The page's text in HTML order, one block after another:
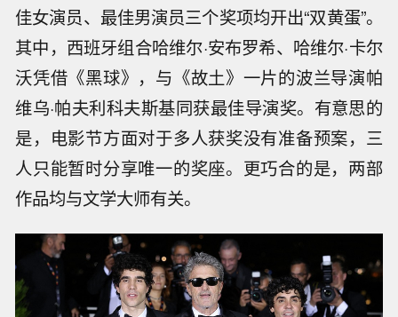
佳女演员、最佳男演员三个奖项均开出“双黄蛋”。
其中，西班牙组合哈维尔·安布罗希、哈维尔·卡尔
沃凭借《黑球》，与《故土》一片的波兰导演帕
维乌·帕夫利科夫斯基同获最佳导演奖。有意思的
是，电影节方面对于多人获奖没有准备预案，三
人只能暂时分享唯一的奖座。更巧合的是，两部
作品均与文学大师有关。